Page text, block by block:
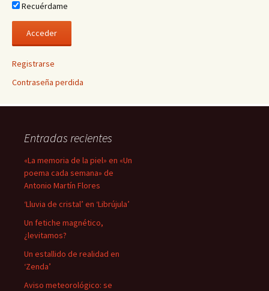
Recuérdame
Registrarse
Contraseña perdida
Entradas recientes
«La memoria de la piel» en «Un
poema cada semana» de
Antonio Martín Flores
‘Lluvia de cristal’ en ‘Librújula’
Un fetiche magnético,
¿levitamos?
Un estallido de realidad en
‘Zenda’
Aviso meteorológico: se